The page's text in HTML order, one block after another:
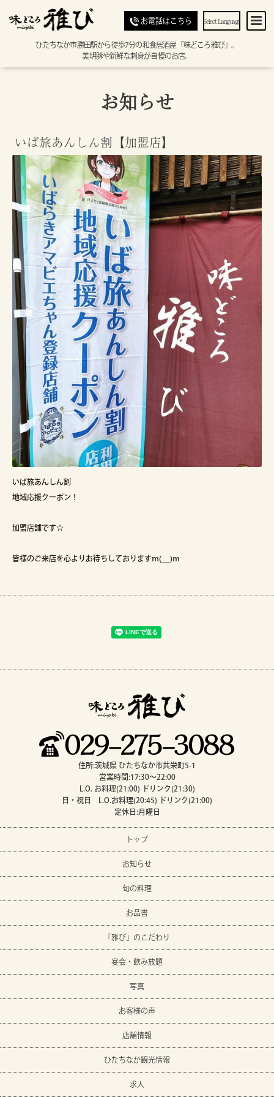
お電話はこちら Select Language
ひたちなか市勝田駅から徒歩7分の和食居酒屋「味どころ雅び」。
美明豚や新鮮な刺身が自慢のお店。
お知らせ
いば旅あんしん割【加盟店】
いば旅あんしん割
地域応援クーポン！
加盟店舗です☆
皆様のご来店を心よりお待ちしておりますｍ(__)ｍ
住所:茨城県 ひたちなか市共栄町5-1
営業時間:17:30～22:00
L.O. お料理(21:00) ドリンク(21:30)
日・祝日 L.O.お料理(20:45) ドリンク(21:00)
定休日:月曜日
トップ
お知らせ
旬の料理
お品書
「雅び」のこだわり
宴会・飲み放題
写真
お客様の声
店舗情報
ひたちなか観光情報
求人